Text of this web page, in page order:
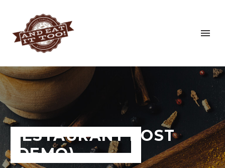
RESTAURANT POST
(DEMO)